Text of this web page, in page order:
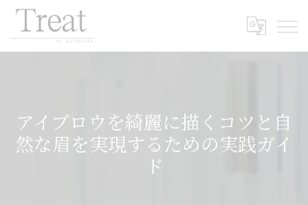
アイブロウを綺麗に描くコツと自
然な眉を実現するための実践ガイ
ド